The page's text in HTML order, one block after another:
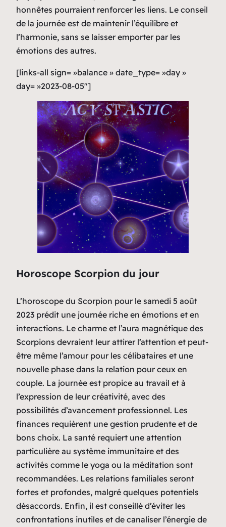
honnêtes pourraient renforcer les liens. Le conseil
de la journée est de maintenir l’équilibre et
l’harmonie, sans se laisser emporter par les
émotions des autres.
[links-all sign= »balance » date_type= »day »
day= »2023-08-05″]
Horoscope Scorpion du jour
L’horoscope du Scorpion pour le samedi 5 août
2023 prédit une journée riche en émotions et en
interactions. Le charme et l’aura magnétique des
Scorpions devraient leur attirer l’attention et peut-
être même l’amour pour les célibataires et une
nouvelle phase dans la relation pour ceux en
couple. La journée est propice au travail et à
l’expression de leur créativité, avec des
possibilités d’avancement professionnel. Les
finances requièrent une gestion prudente et de
bons choix. La santé requiert une attention
particulière au système immunitaire et des
activités comme le yoga ou la méditation sont
recommandées. Les relations familiales seront
fortes et profondes, malgré quelques potentiels
désaccords. Enfin, il est conseillé d’éviter les
confrontations inutiles et de canaliser l’énergie de